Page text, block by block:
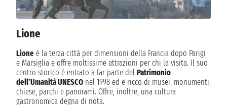
sabato 24 aprile 2027
n.d. - n.d.
LIONE
domenica 25 aprile 2027
lunedì 26 aprile 2027
n.d. - n.d.
MACON
martedì 27 aprile 2027
Lione
Lione è la terza città per dimensioni della Francia dopo Parigi
e Marsiglia e offre moltissime attrazioni per chi la visita. Il suo
centro storico è entrato a far parte del Patrimonio
dell’Umanità UNESCO nel 1998 ed è ricco di musei, monumenti,
chiese, parchi e panorami. Offre, inoltre, una cultura
gastronomica degna di nota.